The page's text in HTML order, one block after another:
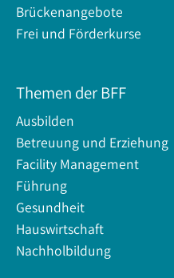
Brückenangebote
Frei und Förderkurse
Themen der BFF
Ausbilden
Betreuung und Erziehung
Facility Management
Führung
Gesundheit
Hauswirtschaft
Nachholbildung